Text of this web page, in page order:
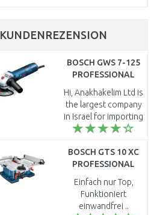
KUNDENREZENSION
BOSCH GWS 7-125
PROFESSIONAL
Winkelschleifer 720
Watt im Karton,
0601388108
Hi, Anakhakelim Ltd is
the largest company
in Israel for importing
electric and
tools, from the big 5
brands: DeWalt, M..
BOSCH GTS 10 XC
PROFESSIONAL
Tischsäge
0601B30400
Einfach nur Top,
Funktioniert
einwandfrei ..